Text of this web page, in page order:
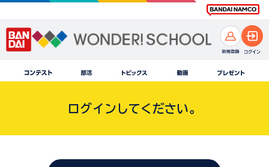
ログインしてください。